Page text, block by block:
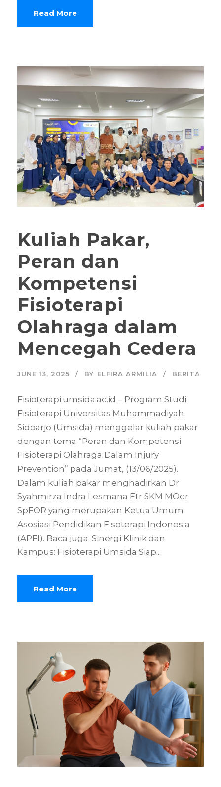
Read More
Kuliah Pakar,
Peran dan
Kompetensi
Fisioterapi
Olahraga dalam
Mencegah Cedera
JUNE 13, 2025 BY ELFIRA ARMILIA BERITA
Fisioterapi.umsida.ac.id – Program Studi
Fisioterapi Universitas Muhammadiyah
Sidoarjo (Umsida) menggelar kuliah pakar
dengan tema “Peran dan Kompetensi
Fisioterapi Olahraga Dalam Injury
Prevention” pada Jumat, (13/06/2025).
Dalam kuliah pakar menghadirkan Dr
Syahmirza Indra Lesmana Ftr SKM MOor
SpFOR yang merupakan Ketua Umum
Asosiasi Pendidikan Fisoterapi Indonesia
(APFI). Baca juga: Sinergi Klinik dan
Kampus: Fisioterapi Umsida Siap...
Read More